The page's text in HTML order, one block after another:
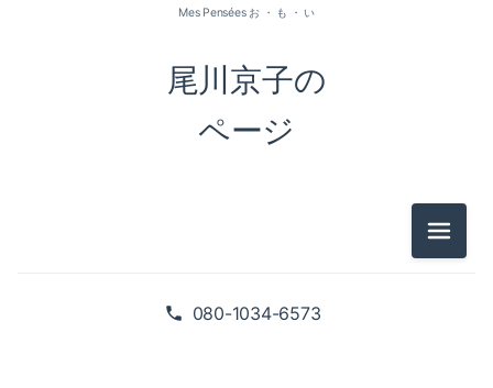
080-1034-6573
尾川京子の
ページ
Mes Pensées お ・ も ・ い
メニュ